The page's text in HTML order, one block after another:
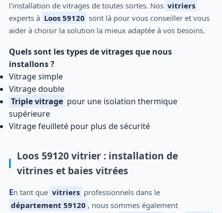
l'installation de vitrages de toutes sortes. Nos vitriers
experts à Loos 59120 sont là pour vous conseiller et vous
aider à choisir la solution la mieux adaptée à vos besoins.
Quels sont les types de vitrages que nous
installons ?
Vitrage simple
Vitrage double
Triple vitrage pour une isolation thermique
supérieure
Vitrage feuilleté pour plus de sécurité
Loos 59120 vitrier : installation de
vitrines et baies vitrées
En tant que vitriers professionnels dans le
département 59120 , nous sommes également